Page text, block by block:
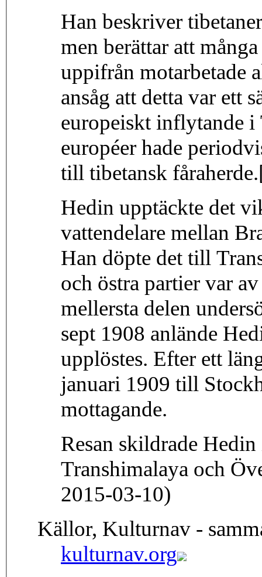
Han beskriver
men berättar att
uppifrån motarbetade
ansåg att detta var ett
europeiskt inflytande i
européer hade
till tibetansk
Hedin upptäckte det
vattendelare mellan
Han döpte det till
och östra partier var
mellersta delen
sept 1908 anlände
upplöstes. Efter ett
januari 1909 till
mottagande.
Resan skildrade
Transhimalaya och
2015-03-10)
Källor, Kulturnav -
kulturnav.org